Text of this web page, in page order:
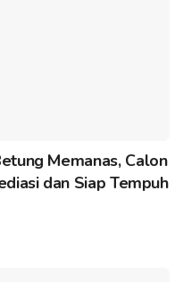
Memanas, Calon
dan Siap Tempuh